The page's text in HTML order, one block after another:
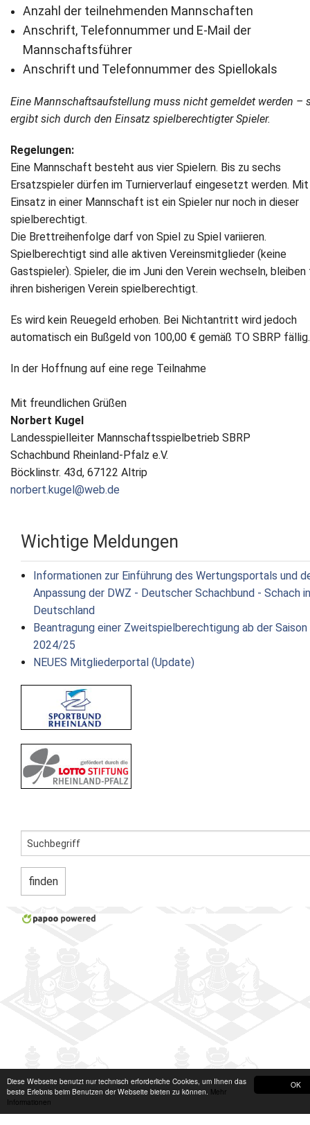
OK
Diese Webseite benutzt nur technisch erforderliche Cookies, um Ihnen das
beste Erlebnis beim Benutzen der Webseite bieten zu können. Mehr
Informationen
Anzahl der teilnehmenden Mannschaften
Anschrift, Telefonnummer und E-Mail der
Mannschaftsführer
Anschrift und Telefonnummer des Spiellokals
Eine Mannschaftsaufstellung muss nicht gemeldet werden –
ergibt sich durch den Einsatz spielberechtigter Spieler.
Regelungen:
Eine Mannschaft besteht aus vier Spielern. Bis zu sechs
Ersatzspieler dürfen im Turnierverlauf eingesetzt werden.
Einsatz in einer Mannschaft ist ein Spieler nur noch in dieser
spielberechtigt.
Die Brettreihenfolge darf von Spiel zu Spiel variieren.
Spielberechtigt sind alle aktiven Vereinsmitglieder (keine
Gastspieler). Spieler, die im Juni den Verein wechseln, bleiben
ihren bisherigen Verein spielberechtigt.
Es wird kein Reuegeld erhoben. Bei Nichtantritt wird jedoch
automatisch ein Bußgeld von 100,00 € gemäß TO SBRP fällig.
In der Hoffnung auf eine rege Teilnahme
Mit freundlichen Grüßen
Norbert Kugel
Landesspielleiter Mannschaftsspielbetrieb SBRP
Schachbund Rheinland-Pfalz e.V.
Böcklinstr. 43d, 67122 Altrip
norbert.kugel@web.de
Wichtige Meldungen
Informationen zur Einführung des Wertungsportals und
Anpassung der DWZ - Deutscher Schachbund - Schach in
Deutschland
Beantragung einer Zweitspielberechtigung ab der Saison
2024/25
NEUES Mitgliederportal (Update)